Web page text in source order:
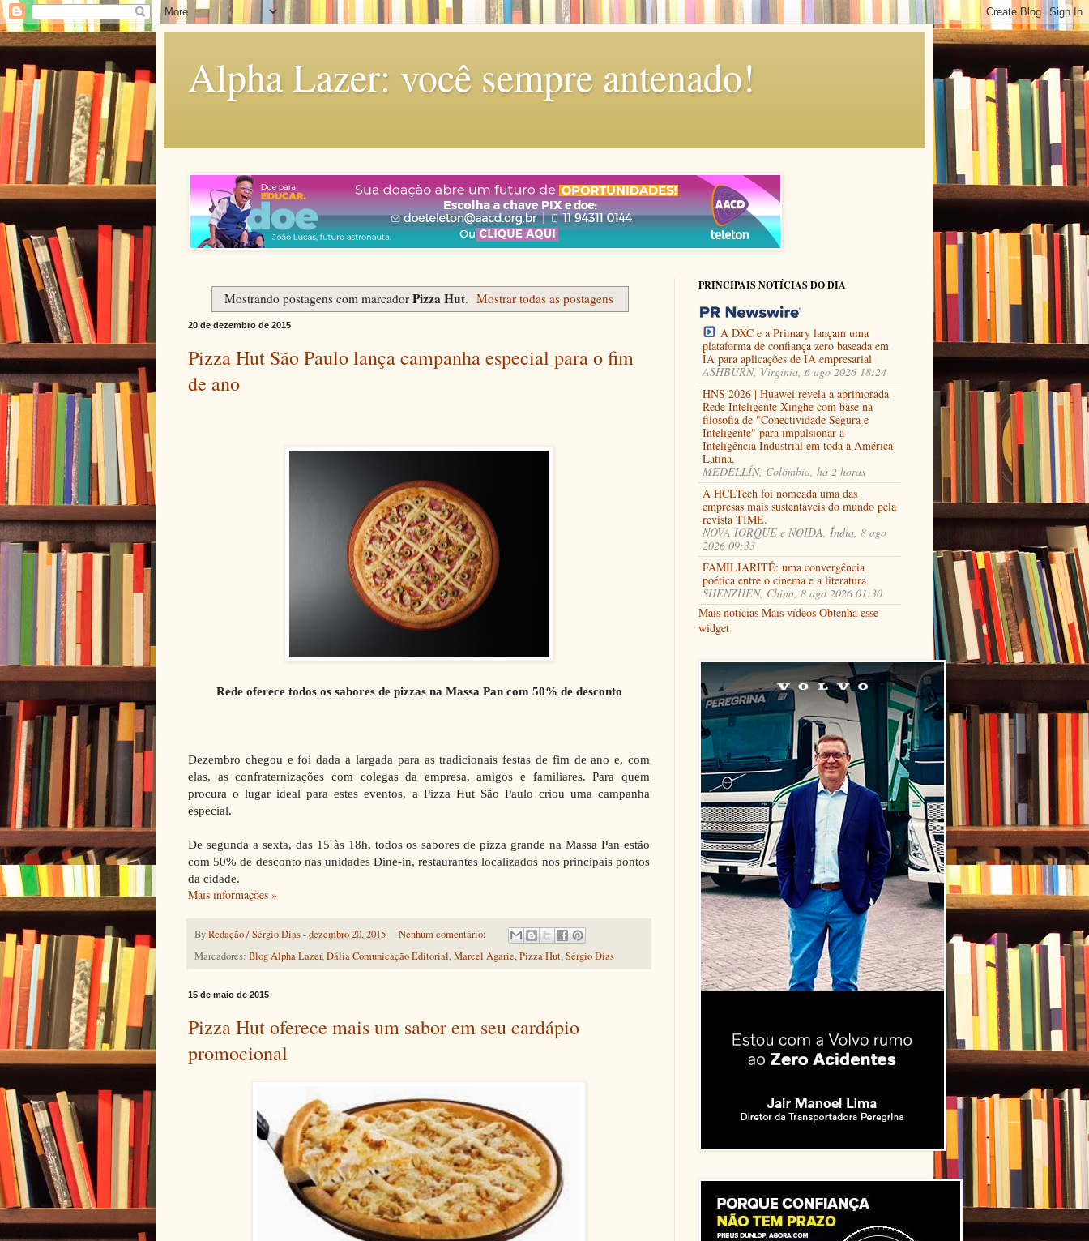
Alpha Lazer: você sempre antenado!
Mostrando postagens com marcador Pizza Hut. Mostrar todas as postagens
20 de dezembro de 2015
Pizza Hut São Paulo lança campanha especial para o fim
de ano
Rede oferece todos os sabores de pizzas na Massa Pan com 50% de desconto
Dezembro chegou e foi dada a largada para as tradicionais festas de fim de ano e, com
elas, as confraternizações com colegas da empresa, amigos e familiares. Para quem
procura o lugar ideal para estes eventos, a Pizza Hut São Paulo criou uma campanha
especial.
De segunda a sexta, das 15 às 18h, todos os sabores de pizza grande na Massa Pan estão
com 50% de desconto nas unidades Dine-in, restaurantes localizados nos principais pontos
da cidade.
Mais informações »
ByRedação / Sérgio Dias-dezembro 20, 2015
Nenhum comentário:
Marcadores: Blog Alpha Lazer,Dália Comunicação Editorial,Marcel Agarie,Pizza Hut,Sérgio Dias
15 de maio de 2015
Pizza Hut oferece mais um sabor em seu cardápio
promocional
PRINCIPAIS NOTÍCIAS DO DIA
A DXC e a Primary lançam uma
plataforma de confiança zero baseada em
IA para aplicações de IA empresarial
ASHBURN, Virgínia, 6 ago 2026 18:24
HNS 2026 | Huawei revela a aprimorada
Rede Inteligente Xinghe com base na
filosofia de "Conectividade Segura e
Inteligente" para impulsionar a
Inteligência Industrial em toda a América
Latina.
MEDELLÍN, Colômbia, há 2 horas
A HCLTech foi nomeada uma das
empresas mais sustentáveis do mundo pela
revista TIME.
NOVA IORQUE e NOIDA, Índia, 8 ago
2026 09:33
FAMILIARITÉ: uma convergência
poética entre o cinema e a literatura
SHENZHEN, China, 8 ago 2026 01:30
Mais notícias Mais vídeos Obtenha esse
widget